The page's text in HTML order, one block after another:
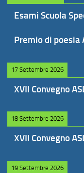
Esami Scuola
Premio di poesia
17 Settembre 2026
XVII Convegno
18 Settembre 2026
XVII Convegno
19 Settembre 2026